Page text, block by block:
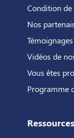
Condition de
Nos
Vidéos de
Vous êtes
Programme
Ressources